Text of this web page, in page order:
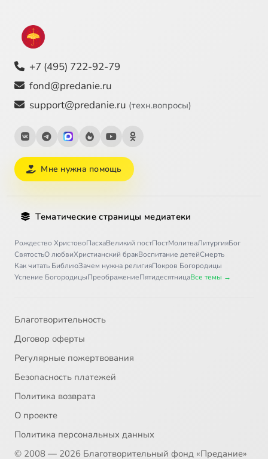
+7 (495) 722-92-79
fond@predanie.ru
support@predanie.ru (техн.вопросы)
Мне нужна помощь
Тематические страницы медиатеки
Рождество ХристовоПасхаВеликий постПостМолитваЛитургияБог
СвятостьО любвиХристианский бракВоспитание детейСмерть
Как читать БиблиюЗачем нужна религияПокров Богородицы
Успение БогородицыПреображениеПятидесятницаВсе темы →
Благотворительность
Договор оферты
Регулярные пожертвования
Безопасность платежей
Политика возврата
О проекте
Политика персональных данных
© 2008 — 2026 Благотворительный фонд «Предание»